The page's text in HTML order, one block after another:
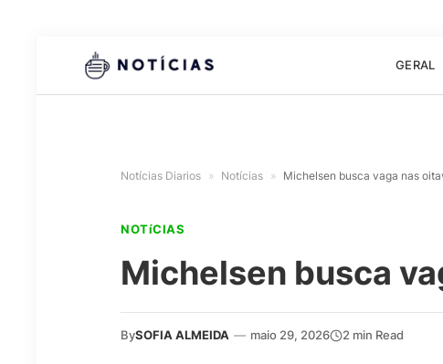
GERAL
Notícias Diarios » Notícias » Michelsen busca vaga nas
NOTíCIAS
Michelsen busca
BySOFIA ALMEIDA — maio 29, 2026 2 min Read